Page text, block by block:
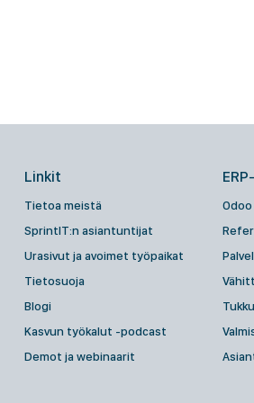
Linkit
Tietoa meistä
SprintIT:n asiantuntijat
Urasivut ja avoimet työpaikat
Tietosuoja
Blogi
Kasvun työkalut -podcast
Demot ja webinaarit
Odoo